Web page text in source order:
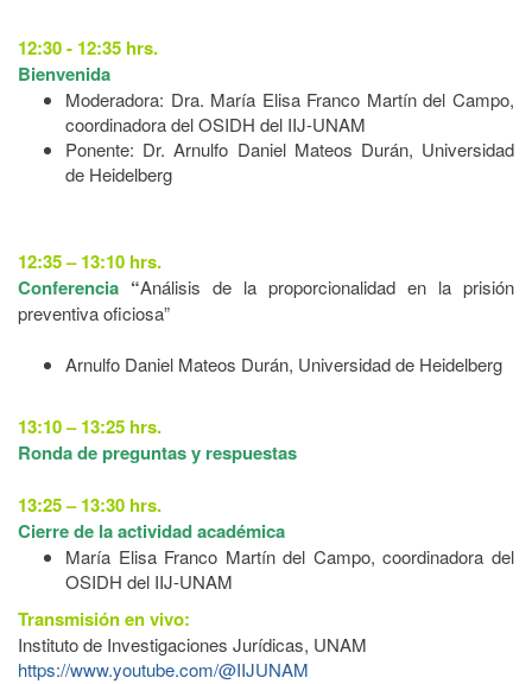
12:30 - 12:35 hrs.
Bienvenida
Moderadora: Dra. María Elisa Franco Martín del Campo,
coordinadora del OSIDH del IIJ-UNAM
Ponente: Dr. Arnulfo Daniel Mateos Durán, Universidad
de Heidelberg
12:35 – 13:10 hrs.
Conferencia “Análisis de la proporcionalidad en la prisión
preventiva oficiosa”
Arnulfo Daniel Mateos Durán, Universidad de Heidelberg
13:10 – 13:25 hrs.
Ronda de preguntas y respuestas
13:25 – 13:30 hrs.
Cierre de la actividad académica
María Elisa Franco Martín del Campo, coordinadora del
OSIDH del IIJ-UNAM
Transmisión en vivo:
Instituto de Investigaciones Jurídicas, UNAM
https://www.youtube.com/@IIJUNAM